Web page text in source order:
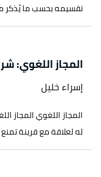
تقسيمه بحسب ما يُذكر من
المجاز اللغوي:
إسراء خليل
المجاز اللغوي المجاز
له لعلاقة مع قرينة